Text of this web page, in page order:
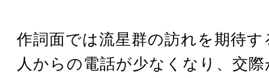
作詞面では流星群の訪れを期待す
人からの電話が少なくなり、交